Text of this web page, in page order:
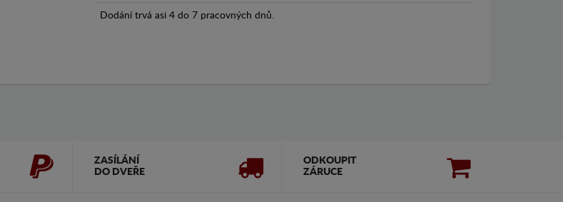
Dodání trvá asi 4 do 7 pracovných dnů.
ZASÍLÁNÍ
DO DVEŘE
ODKOUPIT
ZÁRUCE